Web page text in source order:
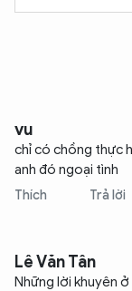
vu
chỉ có chồng thực
anh đó ngoại tình
Thích Trả lời
Lê Văn Tân
Những lời khuyên